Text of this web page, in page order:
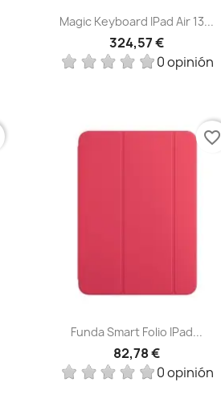
Vista rápida
Magic Keyboard IPad Air 13...
324,57 €
0 opinión
Vista rápida
Funda Smart Folio IPad...
82,78 €
0 opinión
favorite_border